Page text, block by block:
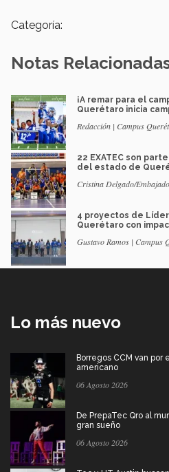
Categoría:
Notas
¡A remar para el
Querétaro inicia
Redacción | Campus
22 EXATEC son
del estado de
Cristina Delgado/
4 proyectos de
Querétaro con
Gustavo Ramos | Campus
Lo más nuevo
Borregos CCM van
americano
06 Agosto 2026
De PrepaTec Qro al
gran sueño
06 Agosto 2026